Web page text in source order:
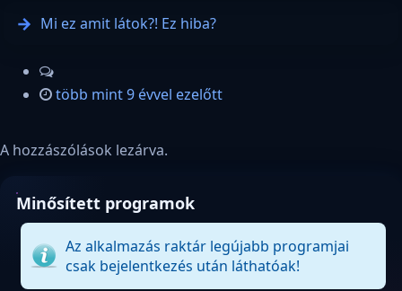
Mi ez amit látok?! Ez hiba?
több mint 9 évvel ezelőtt
A hozzászólások lezárva.
Minősített programok
Az alkalmazás raktár legújabb programjai
csak bejelentkezés után láthatóak!